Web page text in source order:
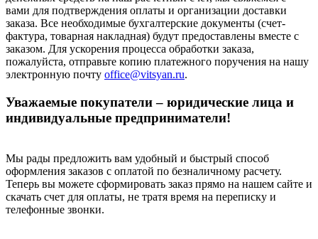
вами для подтверждения оплаты и организации доставки
заказа. Все необходимые бухгалтерские документы (счет-
фактура, товарная накладная) будут предоставлены вместе с
заказом. Для ускорения процесса обработки заказа,
пожалуйста, отправьте копию платежного поручения на нашу
электронную почту office@vitsyan.ru.
Уважаемые покупатели – юридические лица и
индивидуальные предприниматели!
Мы рады предложить вам удобный и быстрый способ
оформления заказов с оплатой по безналичному расчету.
Теперь вы можете сформировать заказ прямо на нашем сайте и
скачать счет для оплаты, не тратя время на переписку и
телефонные звонки.